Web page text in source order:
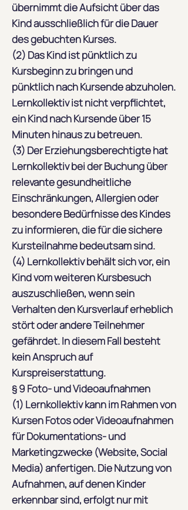
übernimmt die Aufsicht über das
Kind ausschließlich für die Dauer
des gebuchten Kurses.
(2) Das Kind ist pünktlich zu
Kursbeginn zu bringen und
pünktlich nach Kursende abzuholen.
Lernkollektiv ist nicht verpflichtet,
ein Kind nach Kursende über 15
Minuten hinaus zu betreuen.
(3) Der Erziehungsberechtigte hat
Lernkollektiv bei der Buchung über
relevante gesundheitliche
Einschränkungen, Allergien oder
besondere Bedürfnisse des Kindes
zu informieren, die für die sichere
Kursteilnahme bedeutsam sind.
(4) Lernkollektiv behält sich vor, ein
Kind vom weiteren Kursbesuch
auszuschließen, wenn sein
Verhalten den Kursverlauf erheblich
stört oder andere Teilnehmer
gefährdet. In diesem Fall besteht
kein Anspruch auf
Kurspreiserstattung.
§ 9 Foto- und Videoaufnahmen
(1) Lernkollektiv kann im Rahmen von
Kursen Fotos oder Videoaufnahmen
für Dokumentations- und
Marketingzwecke (Website, Social
Media) anfertigen. Die Nutzung von
Aufnahmen, auf denen Kinder
erkennbar sind, erfolgt nur mit